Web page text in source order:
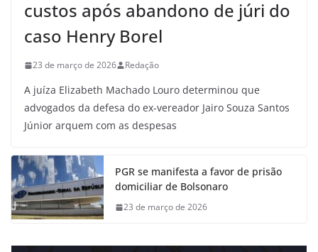
custos após abandono de júri do
caso Henry Borel
23 de março de 2026 Redação
A juíza Elizabeth Machado Louro determinou que
advogados da defesa do ex-vereador Jairo Souza Santos
Júnior arquem com as despesas
PGR se manifesta a favor de prisão
domiciliar de Bolsonaro
23 de março de 2026